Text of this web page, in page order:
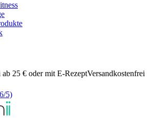
ab 25 € oder mit E-RezeptVersandkostenfrei
5)